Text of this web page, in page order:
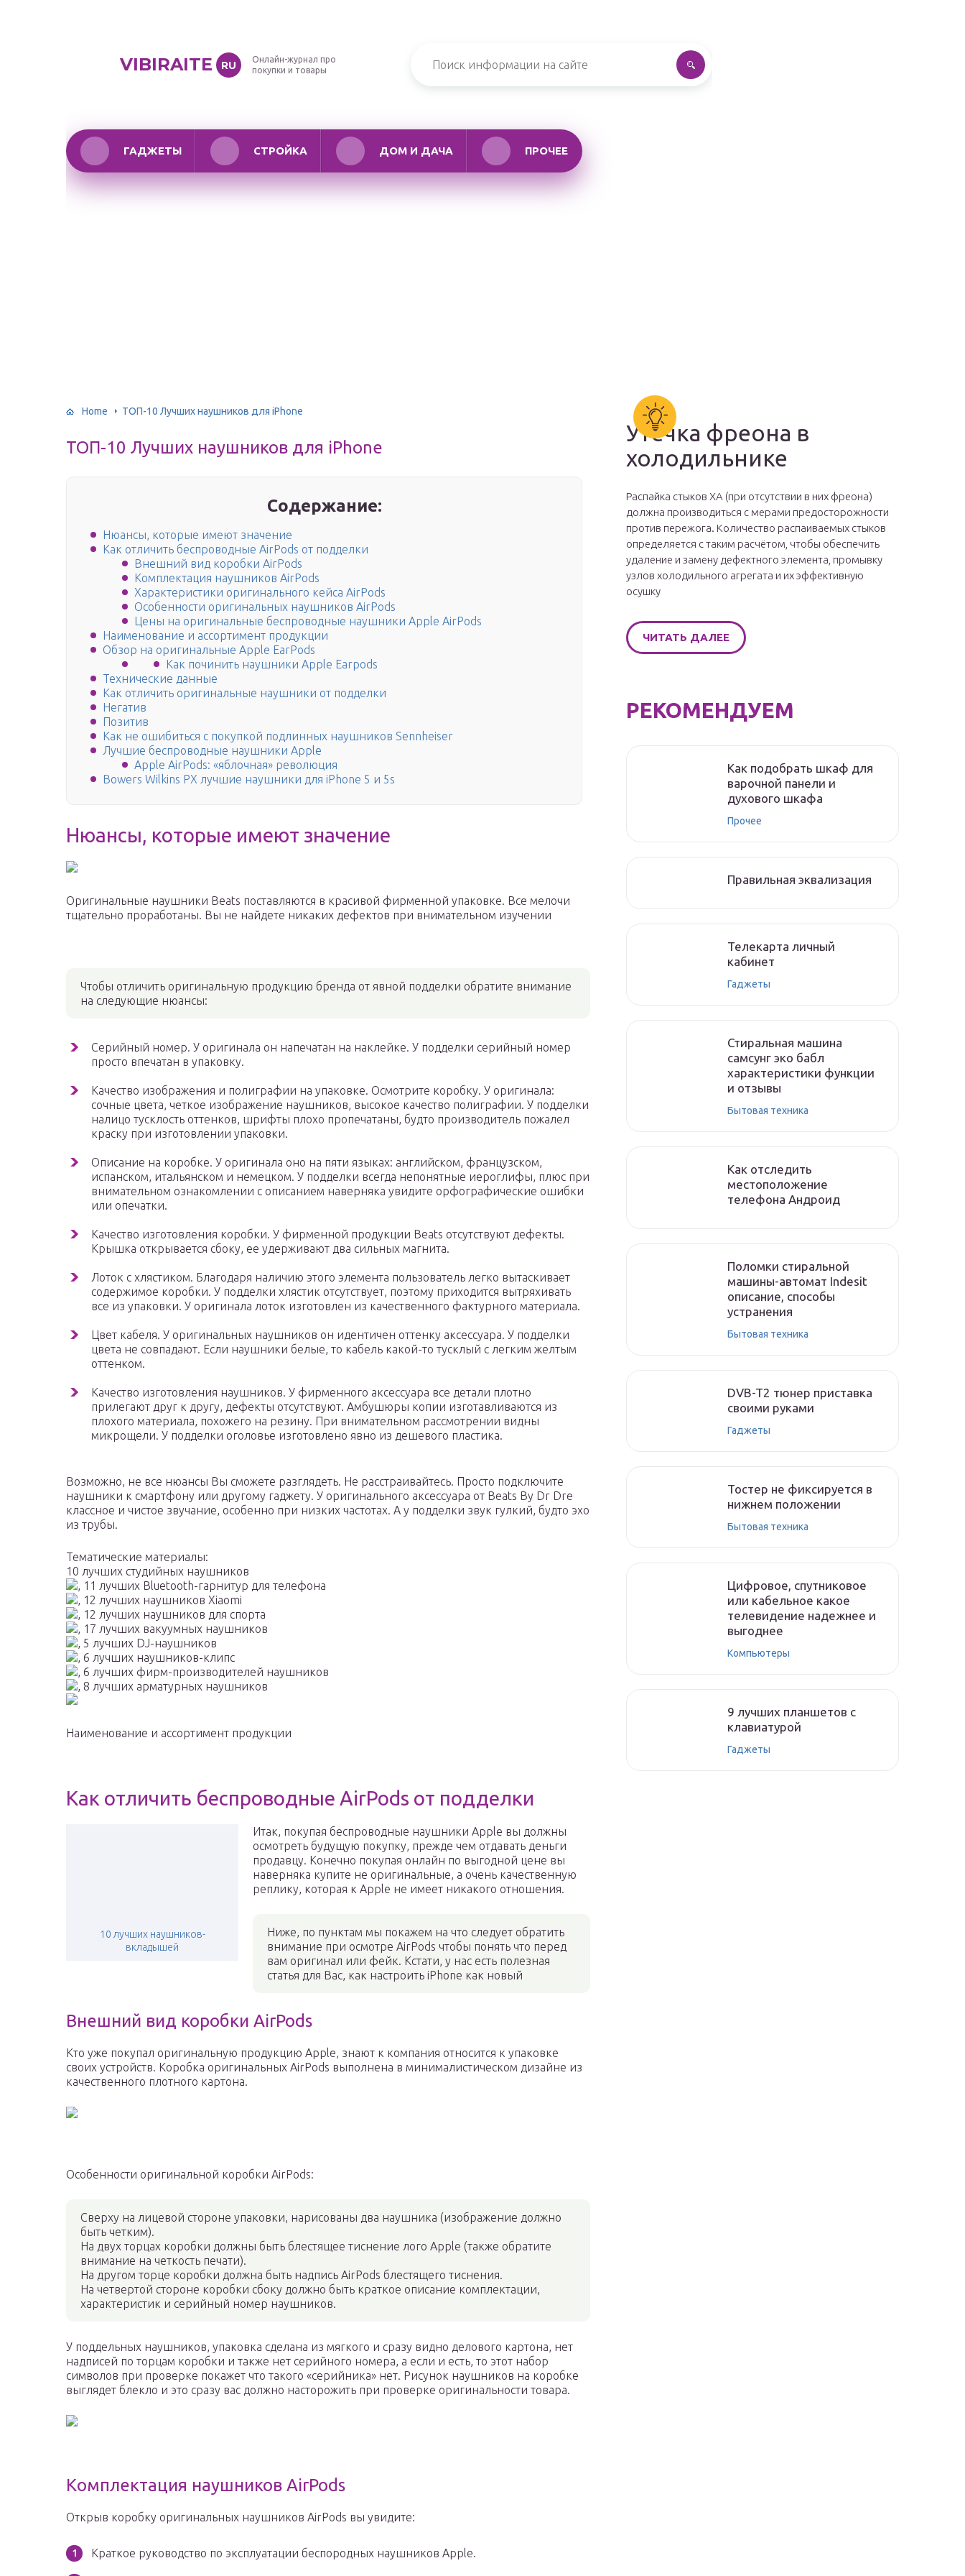
VIBIRAITE RU
Онлайн-журнал про
покупки и товары
ГАДЖЕТЫ СТРОЙКА ДОМ И ДАЧА ПРОЧЕЕ
Home ТОП-10 Лучших наушников для iPhone
ТОП-10 Лучших наушников для iPhone
Содержание:
Нюансы, которые имеют значение
Как отличить беспроводные AirPods от подделки
Внешний вид коробки AirPods
Комплектация наушников AirPods
Характеристики оригинального кейса AirPods
Особенности оригинальных наушников AirPods
Цены на оригинальные беспроводные наушники Apple AirPods
Наименование и ассортимент продукции
Обзор на оригинальные Apple EarPods
Как починить наушники Apple Earpods
Технические данные
Как отличить оригинальные наушники от подделки
Негатив
Позитив
Как не ошибиться с покупкой подлинных наушников Sennheiser
Лучшие беспроводные наушники Apple
Apple AirPods: «яблочная» революция
Bowers Wilkins PX лучшие наушники для iPhone 5 и 5s
Нюансы, которые имеют значение
Оригинальные наушники Beats поставляются в красивой фирменной упаковке. Все мелочи
тщательно проработаны. Вы не найдете никаких дефектов при внимательном изучении
Чтобы отличить оригинальную продукцию бренда от явной подделки обратите внимание
на следующие нюансы:
Серийный номер. У оригинала он напечатан на наклейке. У подделки серийный номер
просто впечатан в упаковку.
Качество изображения и полиграфии на упаковке. Осмотрите коробку. У оригинала:
сочные цвета, четкое изображение наушников, высокое качество полиграфии. У подделки
налицо тусклость оттенков, шрифты плохо пропечатаны, будто производитель пожалел
краску при изготовлении упаковки.
Описание на коробке. У оригинала оно на пяти языках: английском, французском,
испанском, итальянском и немецком. У подделки всегда непонятные иероглифы, плюс при
внимательном ознакомлении с описанием наверняка увидите орфографические ошибки
или опечатки.
Качество изготовления коробки. У фирменной продукции Beats отсутствуют дефекты.
Крышка открывается сбоку, ее удерживают два сильных магнита.
Лоток с хлястиком. Благодаря наличию этого элемента пользователь легко вытаскивает
содержимое коробки. У подделки хлястик отсутствует, поэтому приходится вытряхивать
все из упаковки. У оригинала лоток изготовлен из качественного фактурного материала.
Цвет кабеля. У оригинальных наушников он идентичен оттенку аксессуара. У подделки
цвета не совпадают. Если наушники белые, то кабель какой-то тусклый с легким желтым
оттенком.
Качество изготовления наушников. У фирменного аксессуара все детали плотно
прилегают друг к другу, дефекты отсутствуют. Амбушюры копии изготавливаются из
плохого материала, похожего на резину. При внимательном рассмотрении видны
микрощели. У подделки оголовье изготовлено явно из дешевого пластика.
Возможно, не все нюансы Вы сможете разглядеть. Не расстраивайтесь. Просто подключите
наушники к смартфону или другому гаджету. У оригинального аксессуара от Beats By Dr Dre
классное и чистое звучание, особенно при низких частотах. А у подделки звук гулкий, будто эхо
из трубы.
Тематические материалы:
10 лучших студийных наушников
, 11 лучших Bluetooth-гарнитур для телефона
, 12 лучших наушников Xiaomi
, 12 лучших наушников для спорта
, 17 лучших вакуумных наушников
, 5 лучших DJ-наушников
, 6 лучших наушников-клипс
, 6 лучших фирм-производителей наушников
, 8 лучших арматурных наушников
Наименование и ассортимент продукции
Как отличить беспроводные AirPods от подделки
10 лучших наушников-
вкладышей
Итак, покупая беспроводные наушники Apple вы должны
осмотреть будущую покупку, прежде чем отдавать деньги
продавцу. Конечно покупая онлайн по выгодной цене вы
наверняка купите не оригинальные, а очень качественную
реплику, которая к Apple не имеет никакого отношения.
Ниже, по пунктам мы покажем на что следует обратить
внимание при осмотре AirPods чтобы понять что перед
вам оригинал или фейк. Кстати, у нас есть полезная
статья для Вас, как настроить iPhone как новый
Внешний вид коробки AirPods
Кто уже покупал оригинальную продукцию Apple, знают к компания относится к упаковке
своих устройств. Коробка оригинальных AirPods выполнена в минималистическом дизайне из
качественного плотного картона.
Особенности оригинальной коробки AirPods:
Сверху на лицевой стороне упаковки, нарисованы два наушника (изображение должно
быть четким).
На двух торцах коробки должны быть блестящее тиснение лого Apple (также обратите
внимание на четкость печати).
На другом торце коробки должна быть надпись AirPods блестящего тиснения.
На четвертой стороне коробки сбоку должно быть краткое описание комплектации,
характеристик и серийный номер наушников.
У поддельных наушников, упаковка сделана из мягкого и сразу видно делового картона, нет
надписей по торцам коробки и также нет серийного номера, а если и есть, то этот набор
символов при проверке покажет что такого «серийника» нет. Рисунок наушников на коробке
выглядет блекло и это сразу вас должно насторожить при проверке оригинальности товара.
Комплектация наушников AirPods
Открыв коробку оригинальных наушников AirPods вы увидите:
Краткое руководство по эксплуатации беспородных наушников Apple.
Утечка фреона в
холодильнике
Распайка стыков ХА (при отсутствии в них фреона)
должна производиться с мерами предосторожности
против пережога. Количество распаиваемых стыков
определяется с таким расчётом, чтобы обеспечить
удаление и замену дефектного элемента, промывку
узлов холодильного агрегата и их эффективную
осушку
ЧИТАТЬ ДАЛЕЕ
РЕКОМЕНДУЕМ
Как подобрать шкаф для
варочной панели и
духового шкафа
Прочее
Правильная эквализация
Телекарта личный
кабинет
Гаджеты
Стиральная машина
самсунг эко бабл
характеристики функции
и отзывы
Бытовая техника
Как отследить
местоположение
телефона Андроид
Поломки стиральной
машины-автомат Indesit
описание, способы
устранения
Бытовая техника
DVB-T2 тюнер приставка
своими руками
Гаджеты
Тостер не фиксируется в
нижнем положении
Бытовая техника
Цифровое, спутниковое
или кабельное какое
телевидение надежнее и
выгоднее
Компьютеры
9 лучших планшетов с
клавиатурой
Гаджеты